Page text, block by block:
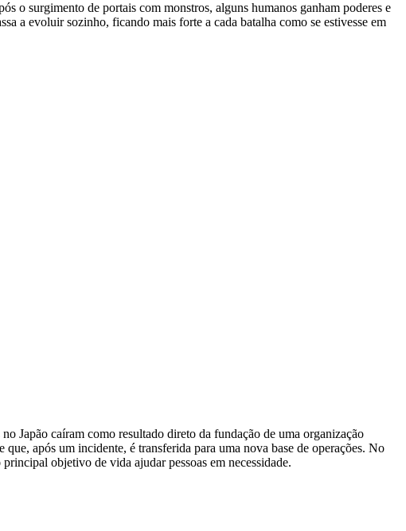
o surgimento de portais com monstros, alguns humanos ganham poderes e
a evoluir sozinho, ficando mais forte a cada batalha como se estivesse em
Japão caíram como resultado direto da fundação de uma organização
após um incidente, é transferida para uma nova base de operações. No
objetivo de vida ajudar pessoas em necessidade.